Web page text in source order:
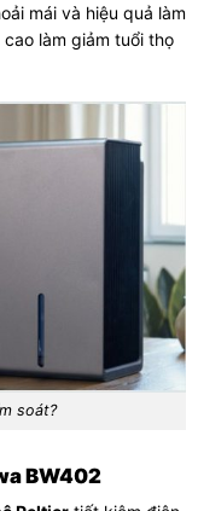
mái và hiệu quả làm
làm giảm tuổi thọ
soát?
BW402